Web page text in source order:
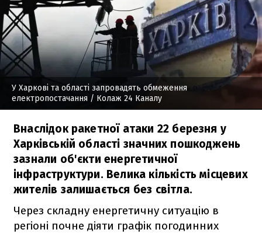
У Харкові та області запровадять обмеження
електропостачання / Колаж 24 Каналу
Внаслідок ракетної атаки 22 березня у
Харківській області значних пошкоджень
зазнали об'єкти енергетичної
інфраструктури. Велика кількість місцевих
жителів залишається без світла.
Через складну енергетичну ситуацію в
регіоні почне діяти графік погодинних